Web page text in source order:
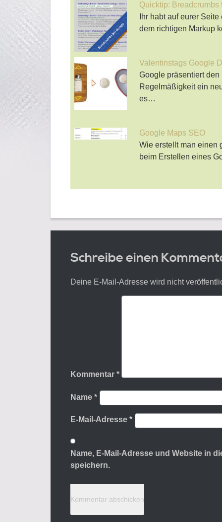
Quicktip: Breadcrumbs
Ihr habt auf eurer
dem richtigen Markup
Valentinstags Google
Google präsentiert
Regelmäßigkeit ein
es…
Google Maps SEO
Wie erstellt man einen
beim Erstellen eines
Schreibe einen
Deine E-Mail-Adresse wird nicht
Kommentar *
Name *
E-Mail-Adresse *
Name, E-Mail-Adresse und Website in
speichern.